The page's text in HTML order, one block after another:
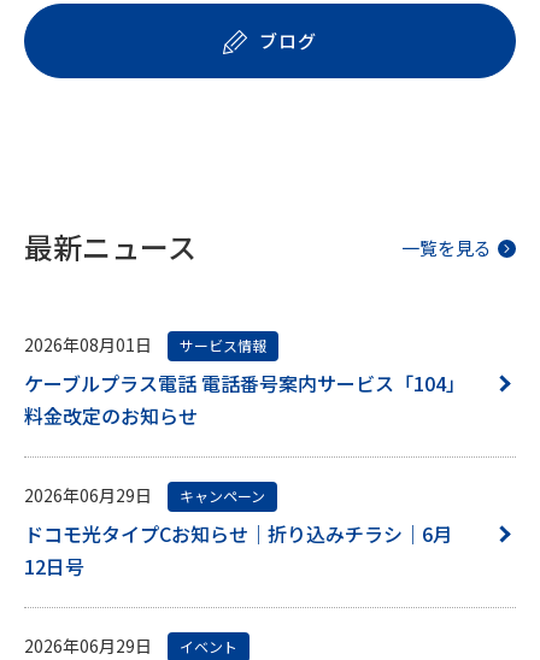
ブログ
最新ニュース 一覧を見る
2026年08月01日 サービス情報
ケーブルプラス電話 電話番号案内サービス「104」
料金改定のお知らせ
2026年06月29日 キャンペーン
ドコモ光タイプCお知らせ｜折り込みチラシ｜6月
12日号
2026年06月29日 イベント